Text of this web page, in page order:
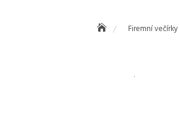
Firemní večírky